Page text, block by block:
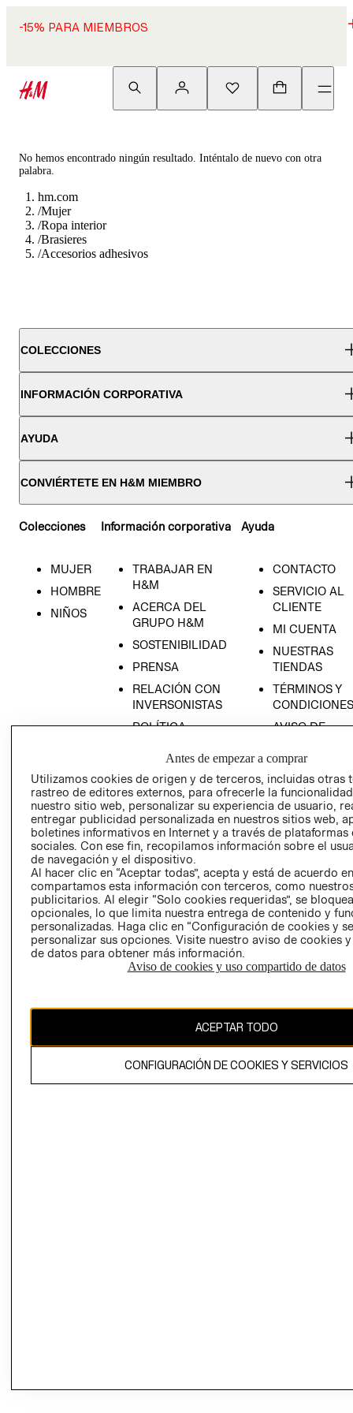
-15% PARA MIEMBROS
No hemos encontrado ningún resultado. Inténtalo de nuevo con otra
palabra.
hm.com
/Mujer
/Ropa interior
/Brasieres
/Accesorios adhesivos
COLECCIONES
INFORMACIÓN CORPORATIVA
AYUDA
CONVIÉRTETE EN H&M MIEMBRO
Colecciones
MUJER
HOMBRE
NIÑOS
Información corporativa
TRABAJAR EN
H&M
ACERCA DEL
GRUPO H&M
SOSTENIBILIDAD
PRENSA
RELACIÓN CON
INVERSONISTAS
POLÍTICA
Ayuda
CONTACTO
SERVICIO AL
CLIENTE
MI CUENTA
NUESTRAS
TIENDAS
TÉRMINOS Y
CONDICIONES
AVISO DE
GIFT CARD
AVISO DE
COOKIES
LIBRO DE
Ecuador ($)
El contenido de esta página web está protegido por copyright y es
propiedad de H&M Hennes & Mauritz AB.
Antes de empezar a comprar
Utilizamos cookies de origen y de terceros, incluidas otras
rastreo de editores externos, para ofrecerle la
nuestro sitio web, personalizar su experiencia de usuario,
entregar publicidad personalizada en nuestros sitios web,
boletines informativos en Internet y a través de plataformas
sociales. Con ese fin, recopilamos información sobre el
de navegación y el dispositivo.
Al hacer clic en “Aceptar todas”, acepta y está de acuerdo
compartamos esta información con terceros, como
publicitarios. Al elegir “Solo cookies requeridas”, se
opcionales, lo que limita nuestra entrega de contenido y
personalizadas. Haga clic en “Configuración de cookies y
personalizar sus opciones. Visite nuestro aviso de cookies
de datos para obtener más información.
Aviso de cookies y uso compartido de datos
ACEPTAR TODO
CONFIGURACIÓN DE COOKIES Y SERVICIOS